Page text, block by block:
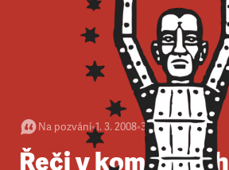
Na pozvání•1. 3. 2008•3 minuty
Řeči v komůrkách